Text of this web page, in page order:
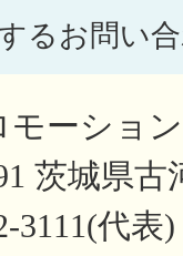
るお問い
モーシ
茨城県
3111(代表)